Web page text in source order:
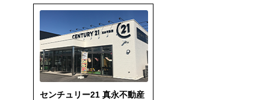
センチュリー21 真永不動産